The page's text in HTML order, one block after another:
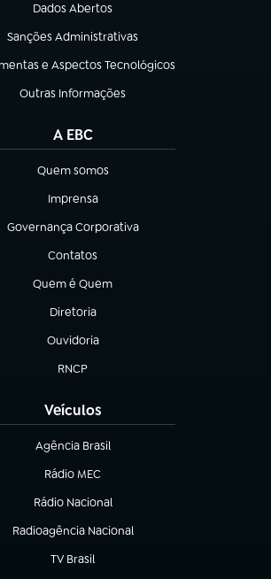
Dados Abertos
(abre em nova aba)
Sanções Administrativas
(abre em nova aba)
e Aspectos Tecnológicos
nova aba)
Outras Informações
(abre em nova aba)
A EBC
Quem somos
(abre em nova aba)
Imprensa
(abre em nova aba)
Governança Corporativa
(abre em nova aba)
Contatos
(abre em nova aba)
Quem é Quem
(abre em nova aba)
Diretoria
(abre em nova aba)
Ouvidoria
(abre em nova aba)
RNCP
(abre em nova aba)
Veículos
Agência Brasil
(abre em nova aba)
Rádio MEC
Rádio Nacional
(abre em nova aba)
Radioagência Nacional
(abre em nova aba)
TV Brasil
(abre em nova aba)